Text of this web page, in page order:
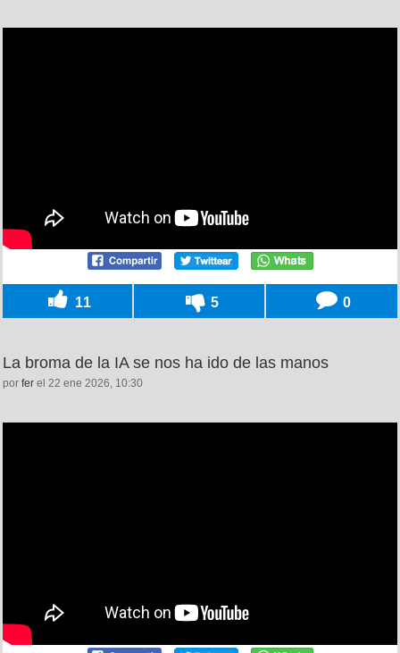
11 5 0
La broma de la IA se nos ha ido de las manos
por fer el 22 ene 2026, 10:30